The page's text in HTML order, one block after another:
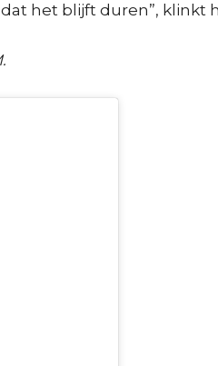
dat het blijft duren”,